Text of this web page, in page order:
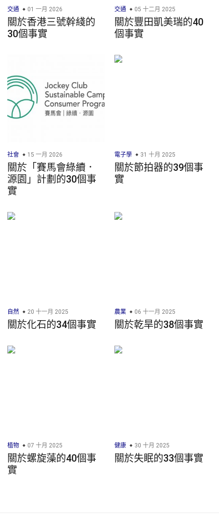
交通 01 一月 2026
關於香港三號幹綫的
30個事實
交通 05 十二月 2025
關於豐田凱美瑞的40
個事實
社會 15 一月 2026
關於「賽馬會綠續．
源園」計劃的30個事
實
電子學 31 十月 2025
關於節拍器的39個事
實
自然 20 十一月 2025
關於化石的34個事實
農業 06 十一月 2025
關於乾旱的38個事實
植物 07 十月 2025
關於螺旋藻的40個事
實
健康 30 十月 2025
關於失眠的33個事實